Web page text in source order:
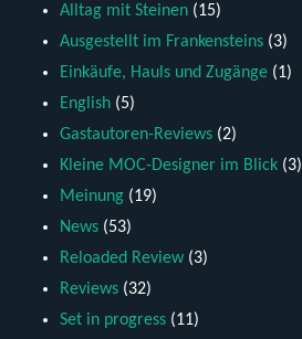
Alltag mit Steinen (15)
Ausgestellt im Frankensteins (3)
Einkäufe, Hauls und Zugänge (1)
English (5)
Gastautoren-Reviews (2)
Kleine MOC-Designer im Blick (3)
Meinung (19)
News (53)
Reloaded Review (3)
Reviews (32)
Set in progress (11)